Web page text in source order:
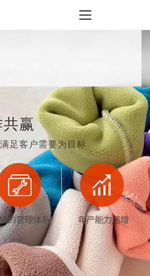
时尚家
居服成
品
运动服
成品
赢
足客户需要为目标